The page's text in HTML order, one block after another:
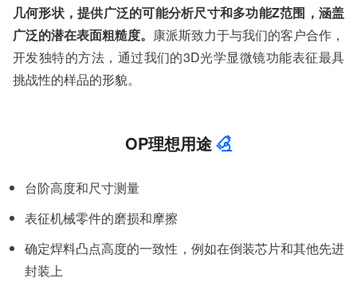
几何形状，提供广泛的可能分析尺寸和多功能Z范围，涵盖
广泛的潜在表面粗糙度。 康派斯致力于与我们的客户合作，
开发独特的方法，通过我们的3D光学显微镜功能表征最具
挑战性的样品的形貌。
OP理想用途
台阶高度和尺寸测量
表征机械零件的磨损和摩擦
确定焊料凸点高度的一致性，例如在倒装芯片和其他先进
封装上